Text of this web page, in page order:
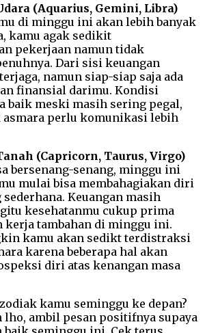
(Aquarius, Gemini, Libra)
di minggu ini akan lebih banyak
kamu agak sedikit
pekerjaan namun tidak
Dari sisi keuangan
namun siap-siap saja ada
finansial darimu. Kondisi
baik meski masih sering pegal,
asmara perlu komunikasi lebih
(Capricorn, Taurus, Virgo)
bersenang-senang, minggu ini
mulai bisa membahagiakan diri
sederhana. Keuangan masih
kesehatanmu cukup prima
tambahan di minggu ini.
kamu akan sedikt terdistraksi
karena beberapa hal akan
diri atas kenangan masa
kamu seminggu ke depan?
ambil pesan positifnya supaya